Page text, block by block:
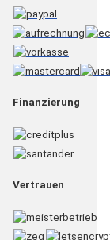
Finanzierung
Vertrauen